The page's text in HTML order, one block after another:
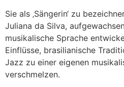
Sie als ‚Sängerin‘ zu
Juliana da Silva,
musikalische Sprache
Einflüsse, brasilianische
Jazz zu einer eigenen
verschmelzen.